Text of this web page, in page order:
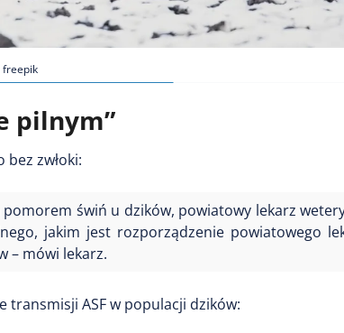
freepik
pilnym”
zwłoki:
świń u dzików, powiatowy lekarz
jakim jest rozporządzenie powiatowego
– mówi lekarz.
ASF w populacji dzików: